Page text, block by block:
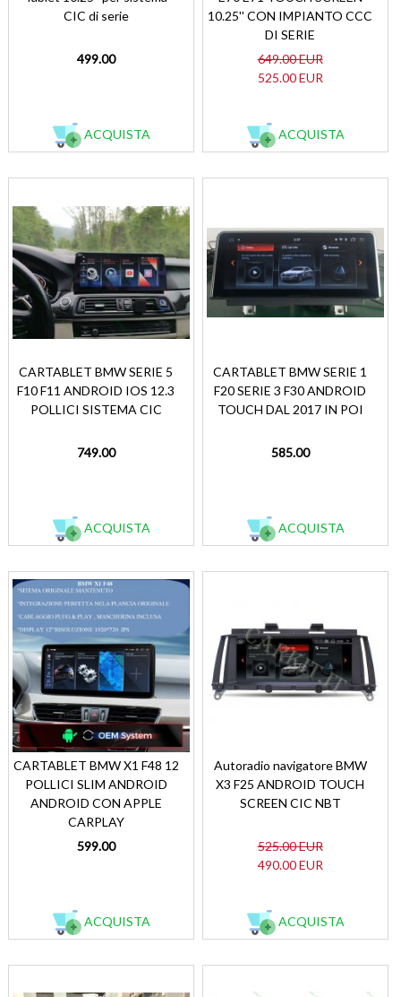
CIC di serie
499.00
ACQUISTA
10.25'' CON IMPIANTO CCC
DI SERIE
649.00 EUR
525.00 EUR
ACQUISTA
CARTABLET BMW SERIE 5
F10 F11 ANDROID IOS 12.3
POLLICI SISTEMA CIC
749.00
ACQUISTA
CARTABLET BMW SERIE 1
F20 SERIE 3 F30 ANDROID
TOUCH DAL 2017 IN POI
585.00
ACQUISTA
CARTABLET BMW X1 F48 12
POLLICI SLIM ANDROID
ANDROID CON APPLE
CARPLAY
599.00
ACQUISTA
Autoradio navigatore BMW
X3 F25 ANDROID TOUCH
SCREEN CIC NBT
525.00 EUR
490.00 EUR
ACQUISTA